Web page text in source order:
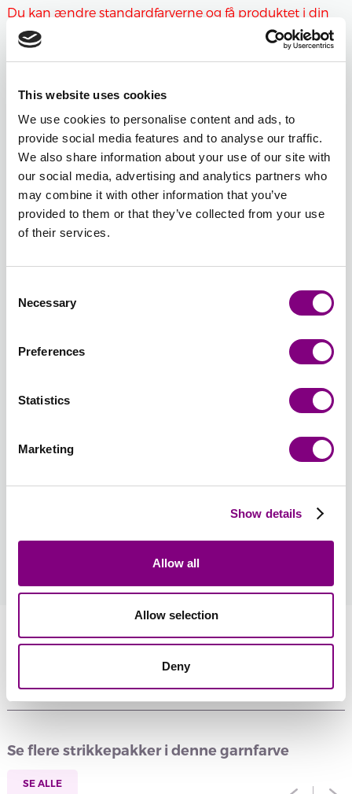
This website uses cookies
We use cookies to personalise content and ads, to
provide social media features and to analyse our traffic.
We also share information about your use of our site with
our social media, advertising and analytics partners who
may combine it with other information that you’ve
provided to them or that they’ve collected from your use
of their services.
Selection
Necessary
Preferences
Statistics
Marketing
Show details
Allow all
Allow selection
Deny
Du kan ændre standardfarverne og få produktet i din
størrelse alligevel.
Farven mærket "rød" er udsolgt og kan ændres til en
Antal nøgler
306 - ABRIKOS
Åbn farvevælgeren
- +
838 - KORAL
Samlet sum: FRA740DKK
Opskrift medfølger i pakken. Print af opskrift på ark af
45 DKK
Hvordan bliver man medlem?
Anmeldelser
Se flere strikkepakker i denne garnfarve
SE ALLE